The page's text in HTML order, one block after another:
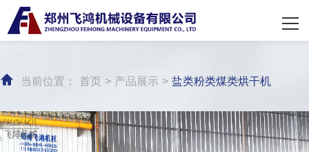
网站首页
产品展示
经典案例
当前位置： 首页 > 产品展示 > 盐类粉类煤类烘干机